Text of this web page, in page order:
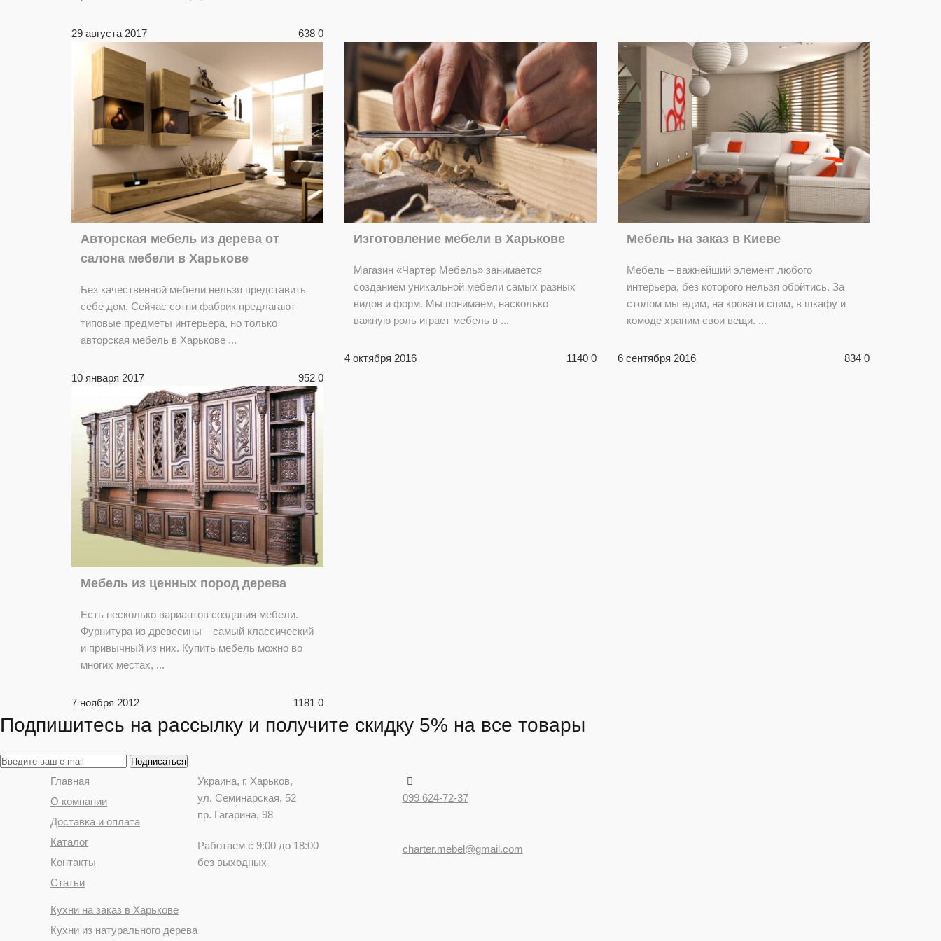
29 августа 2017 638 0
Авторская мебель из дерева от
салона мебели в Харькове
Без качественной мебели нельзя представить
себе дом. Сейчас сотни фабрик предлагают
типовые предметы интерьера, но только
авторская мебель в Харькове ...
10 января 2017 952 0
Изготовление мебели в Харькове
Магазин «Чартер Мебель» занимается
созданием уникальной мебели самых разных
видов и форм. Мы понимаем, насколько
важную роль играет мебель в ...
4 октября 2016 1140 0
Мебель на заказ в Киеве
Мебель – важнейший элемент любого
интерьера, без которого нельзя обойтись. За
столом мы едим, на кровати спим, в шкафу и
комоде храним свои вещи. ...
6 сентября 2016 834 0
Mебель из ценных пород дерева
Есть несколько вариантов создания мебели.
Фурнитура из древесины – самый классический
и привычный из них. Купить мебель можно во
многих местах, ...
7 ноября 2012 1181 0
Подпишитесь на рассылку и получите скидку 5% на все товары
Главная
О компании
Доставка и оплата
Каталог
Контакты
Статьи
Кухни на заказ в Харькове
Кухни из натурального дерева
Украина, г. Харьков,
ул. Семинарская, 52
пр. Гагарина, 98
Работаем с 9:00 до 18:00
без выходных
099 624-72-37
charter.mebel@gmail.com